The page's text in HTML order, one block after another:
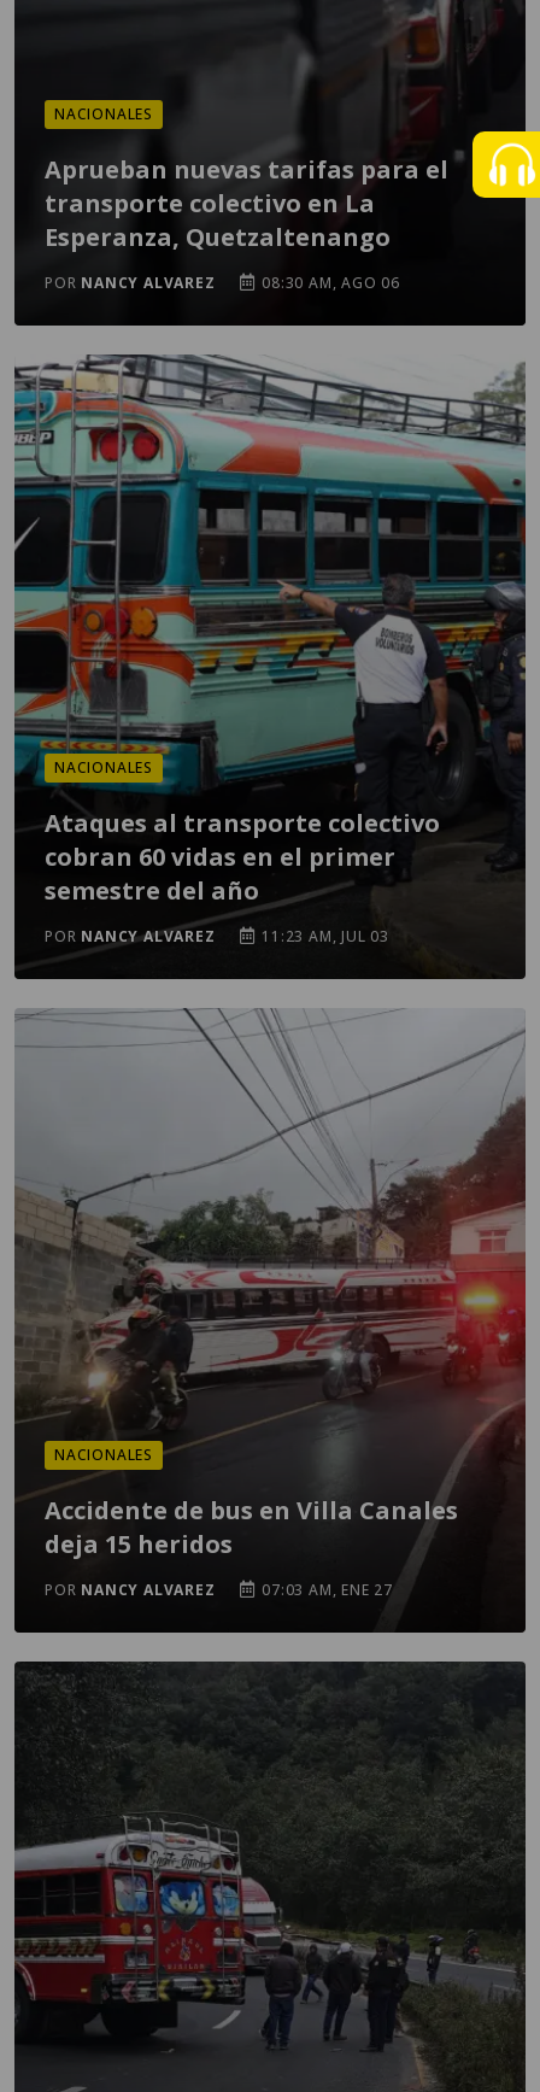
NACIONALES
Aprueban nuevas tarifas para el
transporte colectivo en La
Esperanza, Quetzaltenango
POR NANCY ALVAREZ 08:30 AM, AGO 06
NACIONALES
Ataques al transporte colectivo
cobran 60 vidas en el primer
semestre del año
POR NANCY ALVAREZ 11:23 AM, JUL 03
NACIONALES
Accidente de bus en Villa Canales
deja 15 heridos
POR NANCY ALVAREZ 07:03 AM, ENE 27